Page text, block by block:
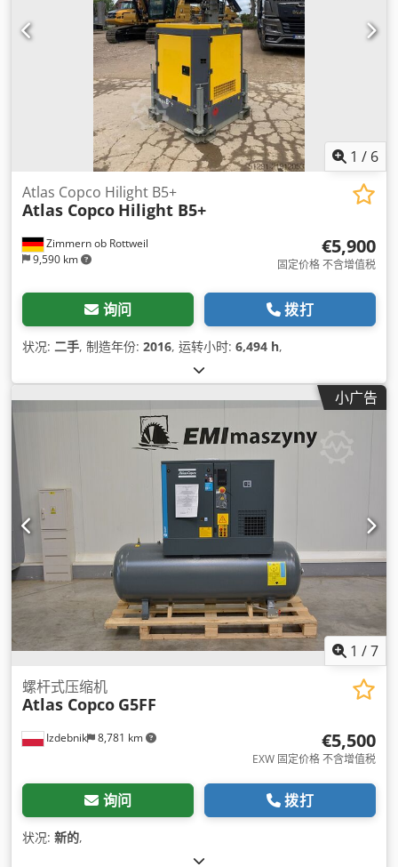
1 / 6
Zimmern ob Rottweil
9,590 km
Atlas Copco Hilight B5+
Atlas Copco Hilight B5+
€5,900
固定价格 不含增值税
询问 拨打
状况: 二手, 制造年份: 2016, 运转小时: 6,494 h,
小广告
1 /7
Izdebnik 8,781 km
螺杆式压缩机
Atlas Copco G5FF
€5,500
EXW 固定价格 不含增值税
询问 拨打
状况: 新的,